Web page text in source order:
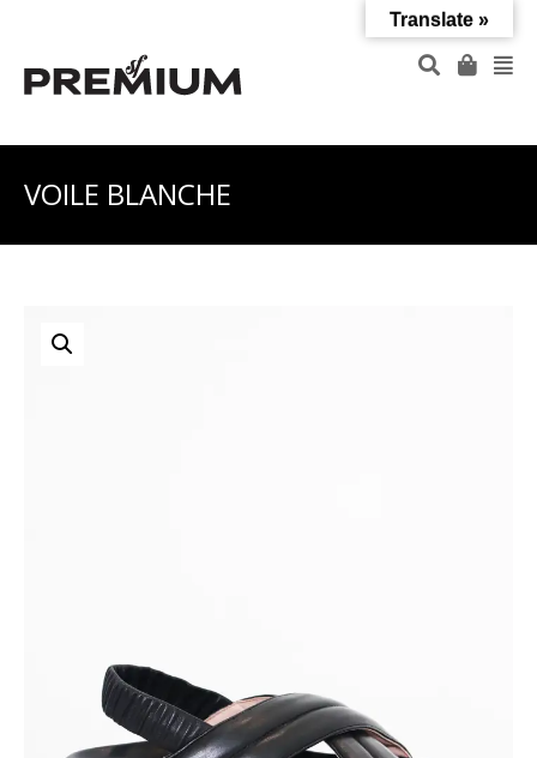
VOILE BLANCHE
Translate »